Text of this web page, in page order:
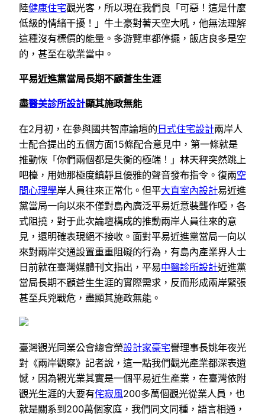
陸健康住宅觀光客，所以現在我們良「可惡！這是什麼
低級的情緒干擾！」牛土豪對著天空大吼，他無法理解
這種沒有標價的能量。多游覽車都停擺，飯店良多是空
的，甚至在歇業當中。
平易近進黨當局長期不顧蒼生生涯
盡醫美診所設計顯其施政無能
在2月初，在參與國共智庫論壇的日式住宅設計兩岸人
士配合提出的五個方面15條配合意見中，第一條就是
推動恢「你們兩個都是失衡的極端！」林天秤突然跳上
吧檯，用她那極度鎮靜且優雅的聲音發布指令。復兩空
間心理學岸人員往來正常化。但平大直室內設計易近進
黨當局一向以來不僅對島內廣泛平易近意裝聾作啞，各
式阻撓，對于此次論壇構成的推動兩岸人員往來的意
見，還明確表現絕不接收。面對平易近進黨當局一向以
來對兩岸交通設置重重阻礙的行為，有島內產業界人士
日前就在臺灣媒體刊文指出，平易中醫診所設計近進黨
當局長期不顧蒼生生涯的實際需求，反而形成兩岸緊張
甚至兵兇戰危，盡顯其施政無能。
臺灣觀光同業公會總會榮設計家豪宅譽理事長姚年夜光
對《兩岸觀察》記者說，這一點我們觀光產業都深表遺
憾，因為觀光業其實是一個平易近生產業，在臺灣依附
觀光生涯的大要有侘寂風200多萬個觀光從業人員，也
就是關系到200萬個家庭，我們同文同種，語言相通，